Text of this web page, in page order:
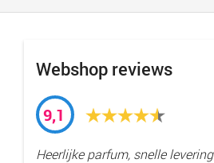
Webshop reviews
9,1
Heerlijke parfum, snelle levering